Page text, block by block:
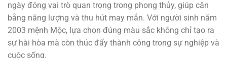
ngày đóng vai trò quan trọng trong phong thủy, giúp cân
bằng năng lượng và thu hút may mắn. Với người sinh năm
2003 mệnh Mộc, lựa chọn đúng màu sắc không chỉ tạo ra
sự hài hòa mà còn thúc đẩy thành công trong sự nghiệp và
cuộc sống.